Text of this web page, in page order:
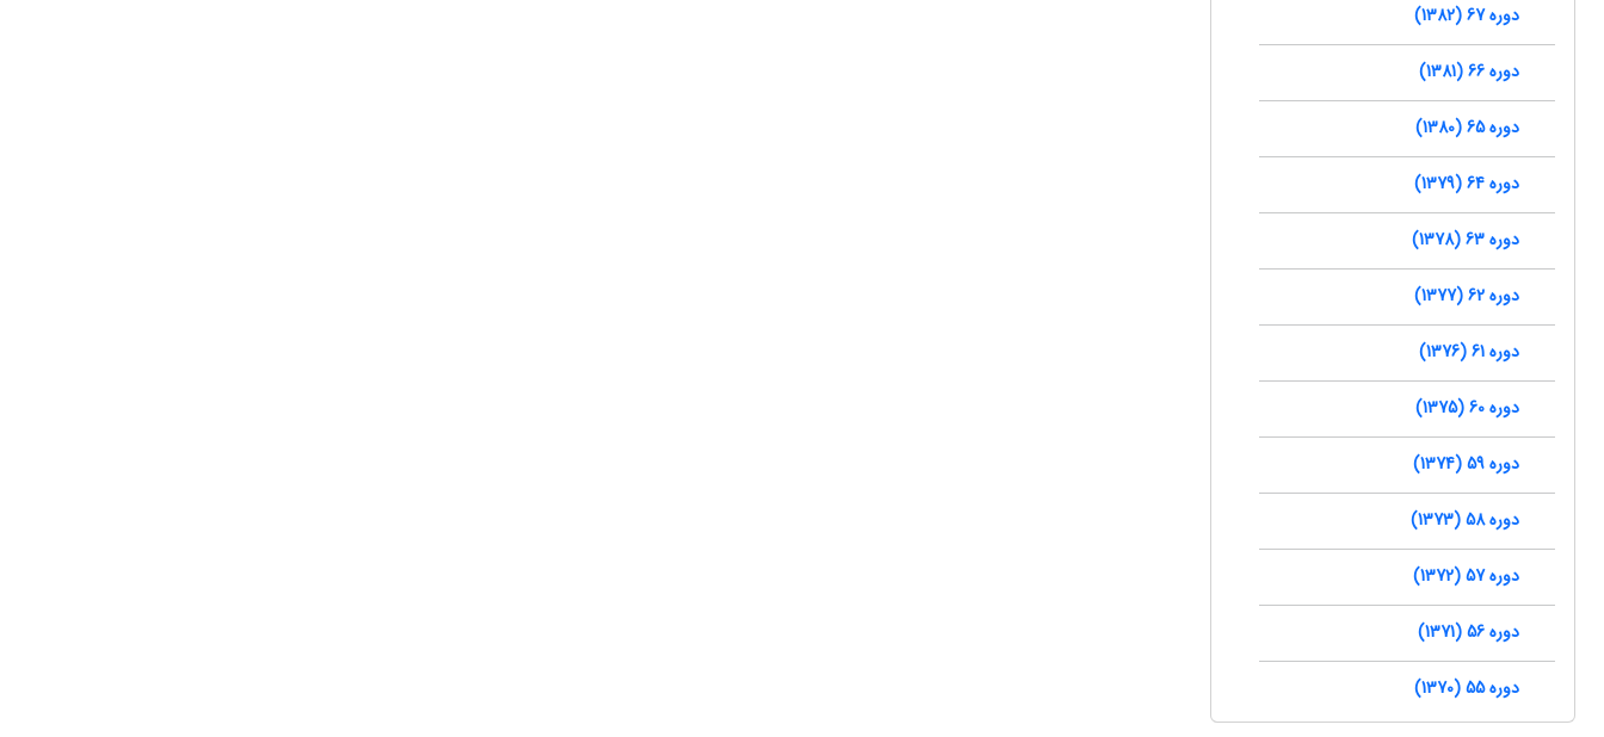
دوره 67 (1382)
دوره 66 (1381)
دوره 65 (1380)
دوره 64 (1379)
دوره 63 (1378)
دوره 62 (1377)
دوره 61 (1376)
دوره 60 (1375)
دوره 59 (1374)
دوره 58 (1373)
دوره 57 (1372)
دوره 56 (1371)
دوره 55 (1370)